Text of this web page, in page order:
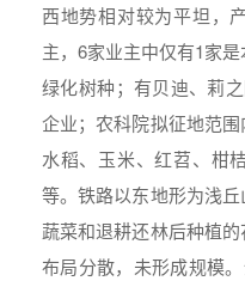
西地势相对较为平坦，
主，6家业主中仅有1家
绿化树种；有贝迪、莉
企业；农科院拟征地范
水稻、玉米、红苕、柑
等。铁路以东地形为浅丘
蔬菜和退耕还林后种植
布局分散，未形成规模